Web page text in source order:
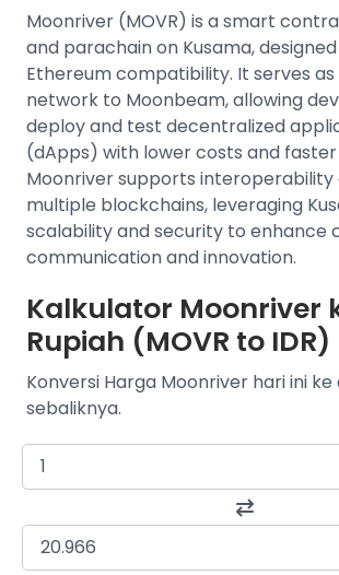
Moonriver (MOVR) is a smart
and parachain on Kusama,
Ethereum compatibility. It serves
network to Moonbeam, allowing
deploy and test decentralized
(dApps) with lower costs and
Moonriver supports interoperability
multiple blockchains, leveraging
scalability and security to enhance
communication and innovation.
Kalkulator Moonriver
Rupiah (MOVR to IDR)
Konversi Harga Moonriver hari ini
sebaliknya.